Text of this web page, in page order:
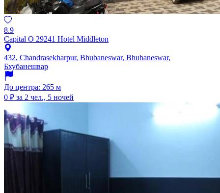
8.9
Capital O 29241 Hotel Middleton
432, Chandrasekharpur, Bhubaneswar, Bhubaneswar,
Бхубанешвар
До центра: 265 м
0 ₽ за 2 чел., 5 ночей